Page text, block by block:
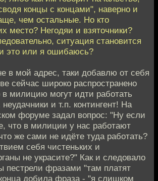
концы с концами", наверно и
чем остальные. Но кто
место? Негодяи и взяточники?
ситуация становится
это или я ошибаюсь?
в мой адрес, таки добавлю от себя
сейчас широко распространено
милицию могут идти работать
и т.п. контингент! На
форуме задал вопрос: "Ну если
что в милиции у нас работают
же сами не идёте туда работать?
себя чистеньких и
не украсите?" Как и следовало
пестрели фразами "там платят
добила фраза - "я слишком